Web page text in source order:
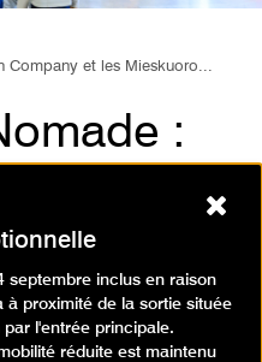
Company et les Mieskuoro...
:
les
Huutajat
septembre inclus en raison
à proximité de la sortie située
l'entrée principale.
réduite est maintenu